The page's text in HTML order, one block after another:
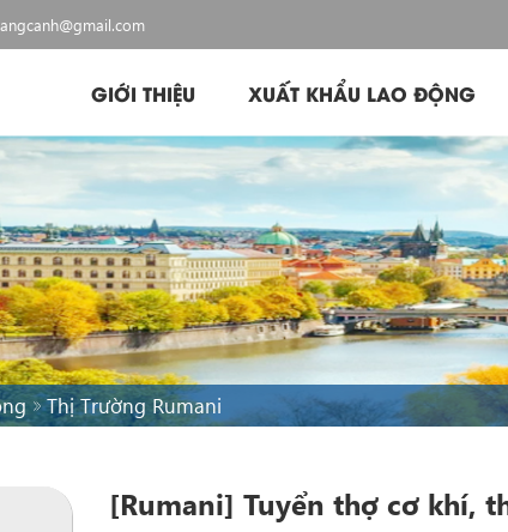
GIỚI THIỆU XUẤT KHẨU LAO ĐỘNG
Thị Trường Rumani
[Rumani] Tuyển thợ cơ khí,